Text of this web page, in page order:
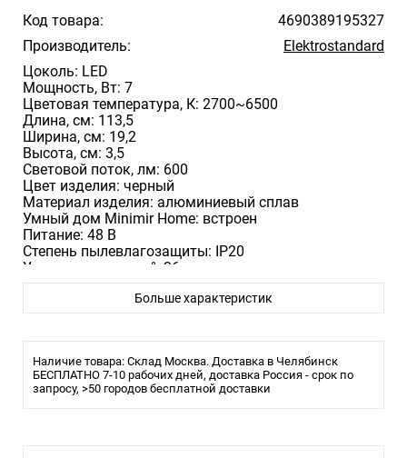
Код товара:
4690389195327
Производитель:
Elektrostandard
Цоколь: LED
Мощность, Вт: 7
Цветовая температура, К: 2700~6500
Длина, cм: 113,5
Ширина, см: 19,2
Высота, см: 3,5
Световой поток, лм: 600
Цвет изделия: черный
Материал изделия: алюминиевый сплав
Умный дом Minimir Home: встроен
Питание: 48 В
Степень пылевлагозащиты: IP20
Угол рассеивания, °: 36
Больше характеристик
Наличие товара: Склад Москва. Доставка в Челябинск
БЕСПЛАТНО 7-10 рабочих дней, доставка Россия - срок по
запросу, >50 городов бесплатной доставки